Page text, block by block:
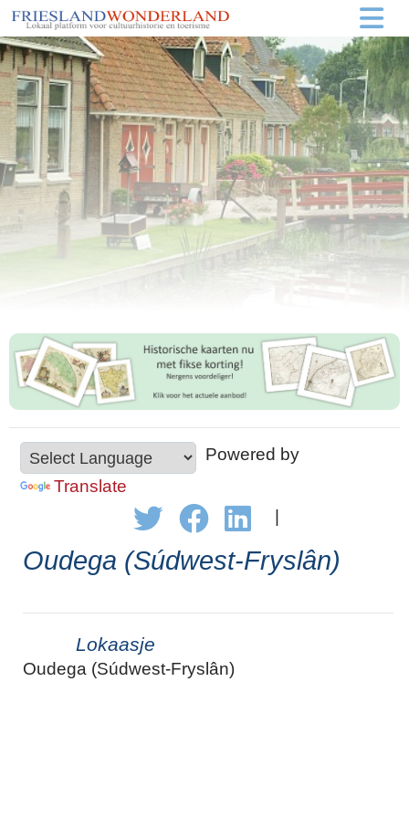
Powered by
Translate
Oudega (Súdwest-Fryslân)
Lokaasje
Oudega (Súdwest-Fryslân)